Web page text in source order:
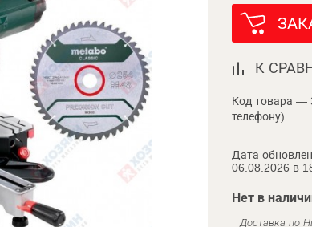
К
Код товара —
телефону)
Дата
06.08.2026 в
Нет в
Доставка по